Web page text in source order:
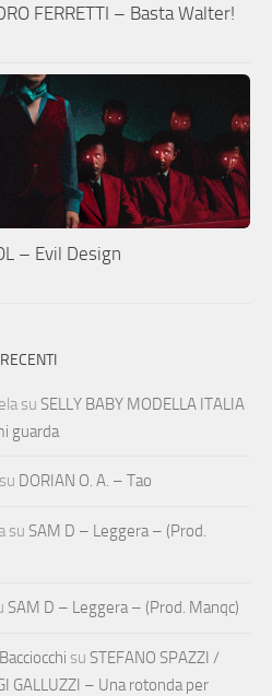
FERRETTI – Basta Walter!
– Evil Design
su SELLY BABY MODELLA ITALIA
guarda
su DORIAN O. A. – Tao
su SAM D – Leggera – (Prod.
SAM D – Leggera – (Prod. Manqc)
su STEFANO SPAZZI /
GALLUZZI – Una rotonda per